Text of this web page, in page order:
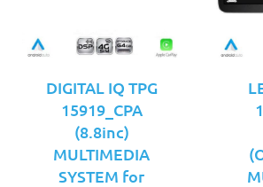
DIGITAL IQ TPG
15919_CPA
(8.8inc)
MULTIMEDIA
SYSTEM for